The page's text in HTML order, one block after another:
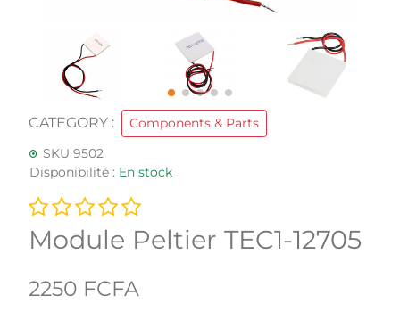
CATEGORY :
Components & Parts
SKU 9502
Disponibilité : En stock
Module Peltier TEC1-12705
2250 FCFA